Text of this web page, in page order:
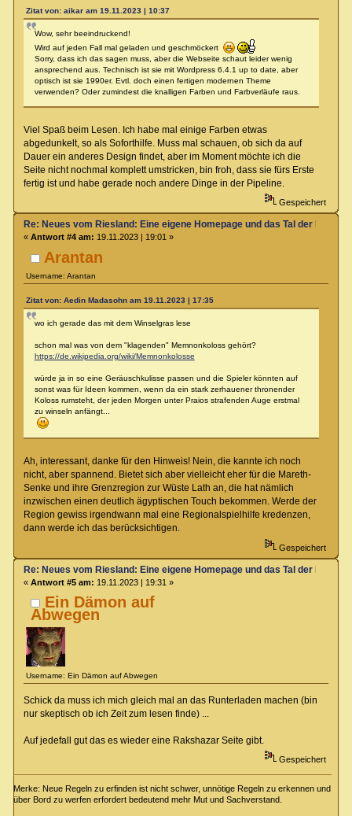
Zitat von: aikar am 19.11.2023 | 10:37
Wow, sehr beeindruckend!
Wird auf jeden Fall mal geladen und geschmöckert
Sorry, dass ich das sagen muss, aber die Webseite schaut leider wenig
ansprechend aus. Technisch ist sie mit Wordpress 6.4.1 up to date, aber
optisch ist sie 1990er. Evtl. doch einen fertigen modernen Theme
verwenden? Oder zumindest die knalligen Farben und Farbverläufe raus.
Viel Spaß beim Lesen. Ich habe mal einige Farben etwas
abgedunkelt, so als Soforthilfe. Muss mal schauen, ob sich da auf
Dauer ein anderes Design findet, aber im Moment möchte ich die
Seite nicht nochmal komplett umstricken, bin froh, dass sie fürs Erste
fertig ist und habe gerade noch andere Dinge in der Pipeline.
Gespeichert
Arantan
Username: Arantan
Re: Neues vom Riesland: Eine eigene Homepage und das Tal der Klagen
« Antwort #4 am: 19.11.2023 | 19:01 »
Zitat von: Aedin Madasohn am 19.11.2023 | 17:35
wo ich gerade das mit dem Winselgras lese
schon mal was von dem "klagenden" Memnonkoloss gehört?
https://de.wikipedia.org/wiki/Memnonkolosse
würde ja in so eine Geräuschkulisse passen und die Spieler könnten auf
sonst was für Ideen kommen, wenn da ein stark zerhauener thronender
Koloss rumsteht, der jeden Morgen unter Praios strafenden Auge erstmal
zu winseln anfängt...
Ah, interessant, danke für den Hinweis! Nein, die kannte ich noch
nicht, aber spannend. Bietet sich aber vielleicht eher für die Mareth-
Senke und ihre Grenzregion zur Wüste Lath an, die hat nämlich
inzwischen einen deutlich ägyptischen Touch bekommen. Werde der
Region gewiss irgendwann mal eine Regionalspielhilfe kredenzen,
dann werde ich das berücksichtigen.
Gespeichert
Ein Dämon auf
Abwegen
Username: Ein Dämon auf Abwegen
Re: Neues vom Riesland: Eine eigene Homepage und das Tal der Klagen
« Antwort #5 am: 19.11.2023 | 19:31 »
Schick da muss ich mich gleich mal an das Runterladen machen (bin
nur skeptisch ob ich Zeit zum lesen finde) ...
Auf jedefall gut das es wieder eine Rakshazar Seite gibt.
Gespeichert
Merke: Neue Regeln zu erfinden ist nicht schwer, unnötige Regeln zu erkennen und
über Bord zu werfen erfordert bedeutend mehr Mut und Sachverstand.